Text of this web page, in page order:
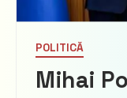
POLITICĂ
Mihai